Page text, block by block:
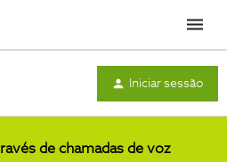
Menu
Iniciar sessão
de chamadas de voz